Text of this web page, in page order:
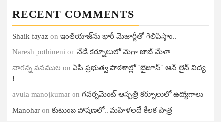
RECENT COMMENTS
Shaik fayaz on ఇంతియాజ్​ను భారీ మెజార్టీతో గెలిపిస్తాం..
Naresh pothineni on నేడే కర్నూలులో మెగా జాబ్ మేళా
నాగన్న వనముల on ఏపీ ప్ర‌భుత్వ పాఠ‌శాల్లో `బైజూస్` ఆన్ లైన్ విద్య
!
avula manojkumar on గ‌వ‌ర్న‌మెంట్ ఆస్ప‌త్రి క‌ర్నూలులో ఉద్యోగాలు
Manohar on కుటుంబ పోషణలో.. మహిళలదే కీలక పాత్ర